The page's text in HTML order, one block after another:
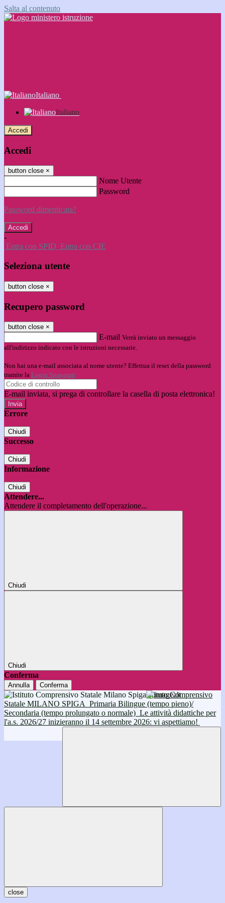
Salta al contenuto
Italiano
Italiano
Accedi
Accedi
button close ×
Nome Utente
Password
Password dimenticata?
-
Entra con SPID Entra con CIE
Seleziona utente
button close ×
Recupero password
button close ×
E-mail Verrà inviato un messaggio
all'indirizzo indicato con le istruzioni necessarie.
Non hai una e-mail associata al nome utente? Effettua il reset della password
tramite la Login Spaggiari
E-mail inviata, si prega di controllare la casella di posta elettronica!
Errore
Chiudi
Successo
Chiudi
Informazione
Chiudi
Attendere...
Attendere il completamento dell'operazione...
Chiudi
Chiudi
Conferma
Annulla Conferma
Istituto Comprensivo
Statale MILANO SPIGA Primaria Bilingue (tempo pieno)/
Secondaria (tempo prolungato o normale) Le attività didattiche per
l'a.s. 2026/27 inizieranno il 14 settembre 2026: vi aspettiamo!
close